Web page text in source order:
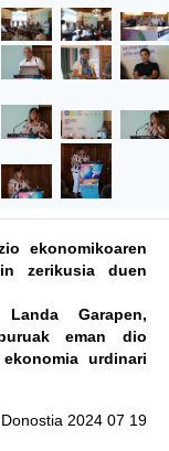
ekonomikoaren
zerikusia duen
Garapen,
eman dio
ekonomia urdinari
Donostia 2024 07 19